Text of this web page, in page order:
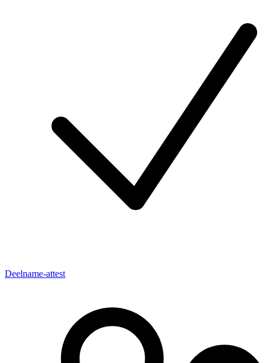
Deelname-attest